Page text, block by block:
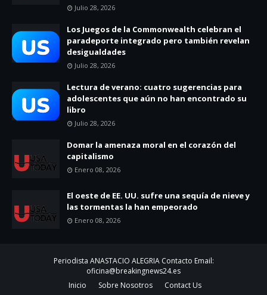
Julio 28, 2026
Los Juegos de la Commonwealth celebran el
paradeporte integrado pero también revelan
desigualdades
Julio 28, 2026
Lectura de verano: cuatro sugerencias para
adolescentes que aún no han encontrado su
libro
Julio 28, 2026
Domar la amenaza moral en el corazón del
capitalismo
Enero 08, 2026
El oeste de EE. UU. sufre una sequía de nieve y
las tormentas la han empeorado
Enero 08, 2026
Periodista ANASTACIO ALEGRIA Contacto Email:
oficina@breakingnews24.es
Inicio
Sobre Nosotros Contact Us